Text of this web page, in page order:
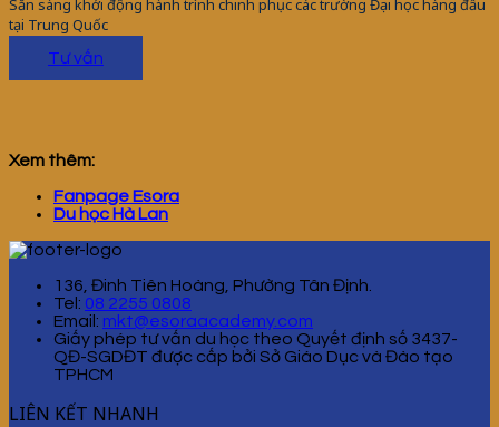
Sẵn sàng khởi động hành trình chinh phục các trường Đại học hàng đầu
tại Trung Quốc
Tư vấn
Xem thêm:
Fanpage Esora
Du học Hà Lan
136, Đinh Tiên Hoàng, Phường Tân Định.
Tel: 08 2255 0808
Email: mkt@esoraacademy.com
Giấy phép tư vấn du học theo Quyết định số 3437-
QĐ-SGDĐT được cấp bởi Sở Giáo Dục và Đào tạo
TPHCM
LIÊN KẾT NHANH